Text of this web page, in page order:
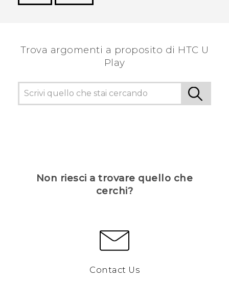
Trova argomenti a proposito di HTC U
Play
Non riesci a trovare quello che
cerchi?
Contact Us